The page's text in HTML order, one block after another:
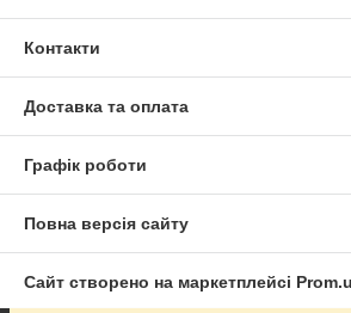
Контакти
Доставка та оплата
Графік роботи
Повна версія сайту
Сайт створено на маркетплейсі